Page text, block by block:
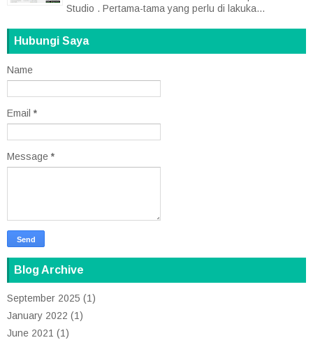
Studio . Pertama-tama yang perlu di lakuka...
Hubungi Saya
Name
Email *
Message *
Blog Archive
September 2025 (1)
January 2022 (1)
June 2021 (1)